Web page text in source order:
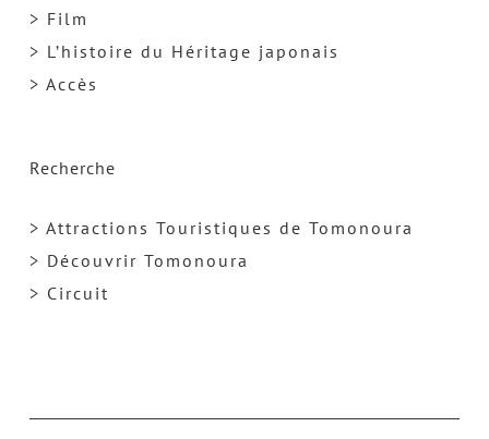
> Film
> L’histoire du Héritage japonais
> Accès
Recherche
> Attractions Touristiques de Tomonoura
> Découvrir Tomonoura
> Circuit